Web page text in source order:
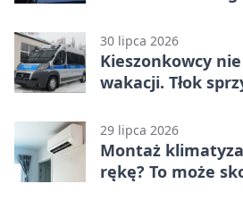
30 lipca 2026
Kieszonkowcy
wakacji. Tłok
29 lipca 2026
Montaż
rękę? To może